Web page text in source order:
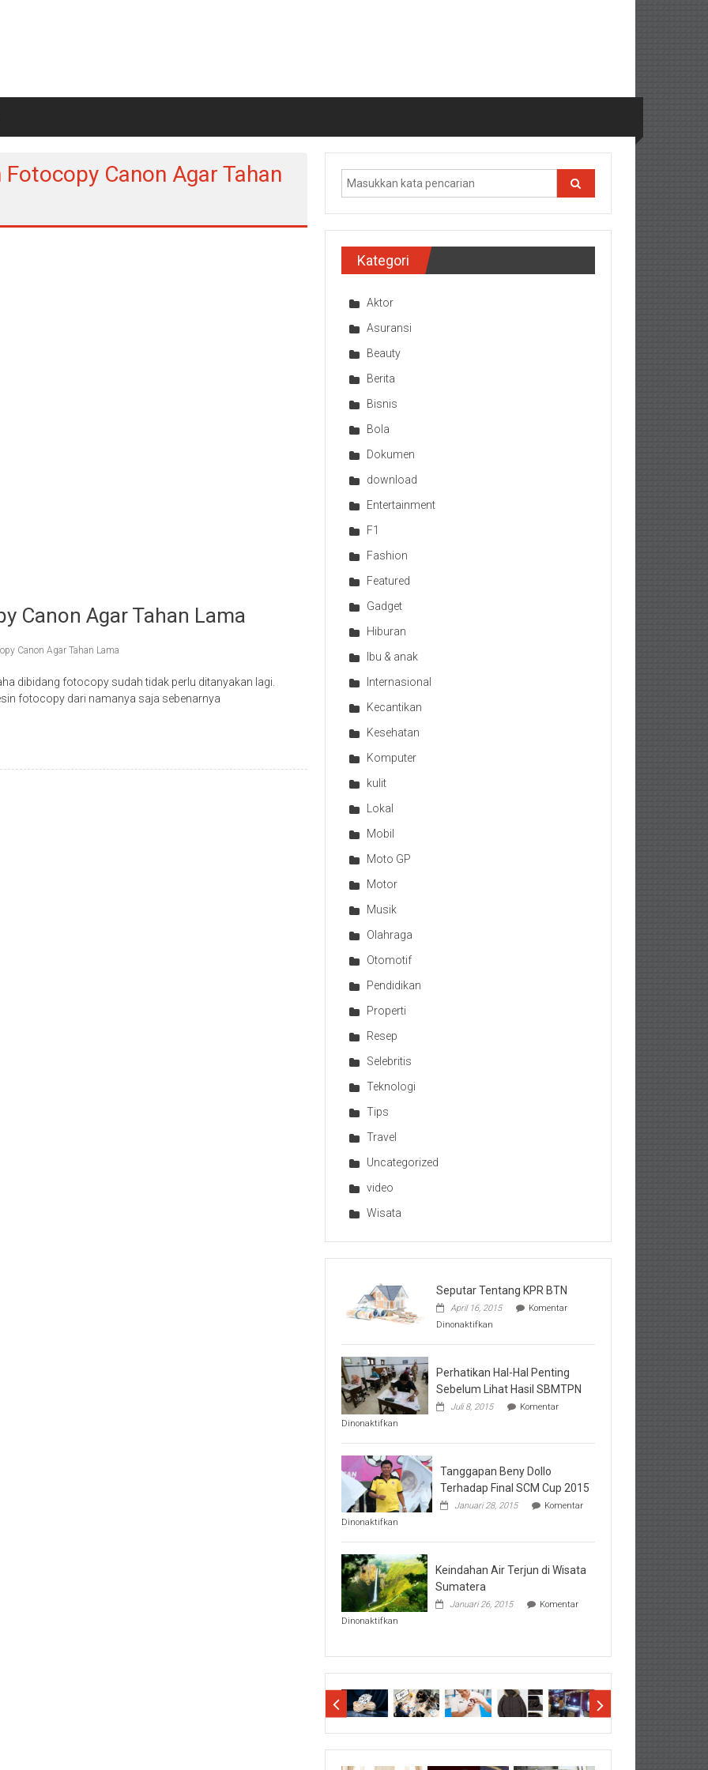
Canon Agar Tahan
Canon Agar Tahan Lama
Canon Agar Tahan Lama
dibidang fotocopy sudah tidak perlu ditanyakan lagi.
fotocopy dari namanya saja sebenarnya
Kategori
Aktor
Asuransi
Beauty
Berita
Bisnis
Bola
Dokumen
download
Entertainment
F1
Fashion
Featured
Gadget
Hiburan
Ibu & anak
Internasional
Kecantikan
Kesehatan
Komputer
kulit
Lokal
Mobil
Moto GP
Motor
Musik
Olahraga
Otomotif
Pendidikan
Properti
Resep
Selebritis
Teknologi
Tips
Travel
Uncategorized
video
Wisata
Seputar Tentang KPR BTN
April 16, 2015
Komentar
Dinonaktifkan
Tentang
BTN
Perhatikan Hal-Hal Penting
Sebelum Lihat Hasil SBMTPN
Juli 8, 2015
Komentar
Dinonaktifkan
Hal-
Hal
Penting
Sebelum
Lihat
Hasil
Tanggapan Beny Dollo
Terhadap Final SCM Cup 2015
Januari 28, 2015
Komentar
Dinonaktifkan
Beny
Dollo
Terhadap
Final
SCM
Cup
Keindahan Air Terjun di Wisata
Sumatera
Januari 26, 2015
Komentar
Dinonaktifkan
Terjun
Sumatera